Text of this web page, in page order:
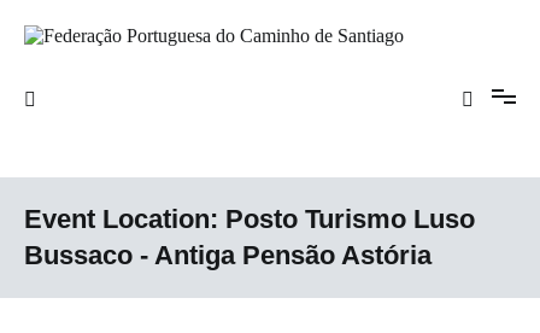
para
Santiago
Event Location: Posto Turismo Luso
Bussaco - Antiga Pensão Astória